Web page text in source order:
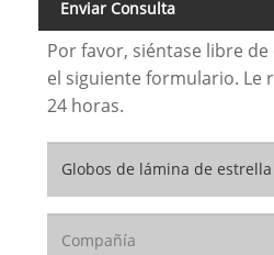
Enviar Consulta
Por favor, siéntase libre
el siguiente formulario. Le
24 horas.